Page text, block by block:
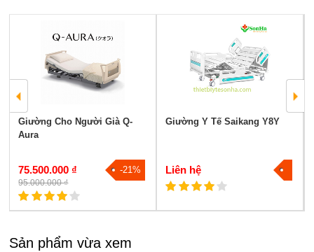
Giường Cho Người Già Q-
Aura
75.500.000 ₫
95.000.000 ₫
-21%
Giường Y Tế Saikang Y8Y
Liên hệ
Sản phẩm vừa xem